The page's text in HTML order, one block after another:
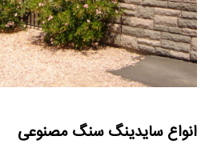
انواع سایدینگ سنگ مصنوعی